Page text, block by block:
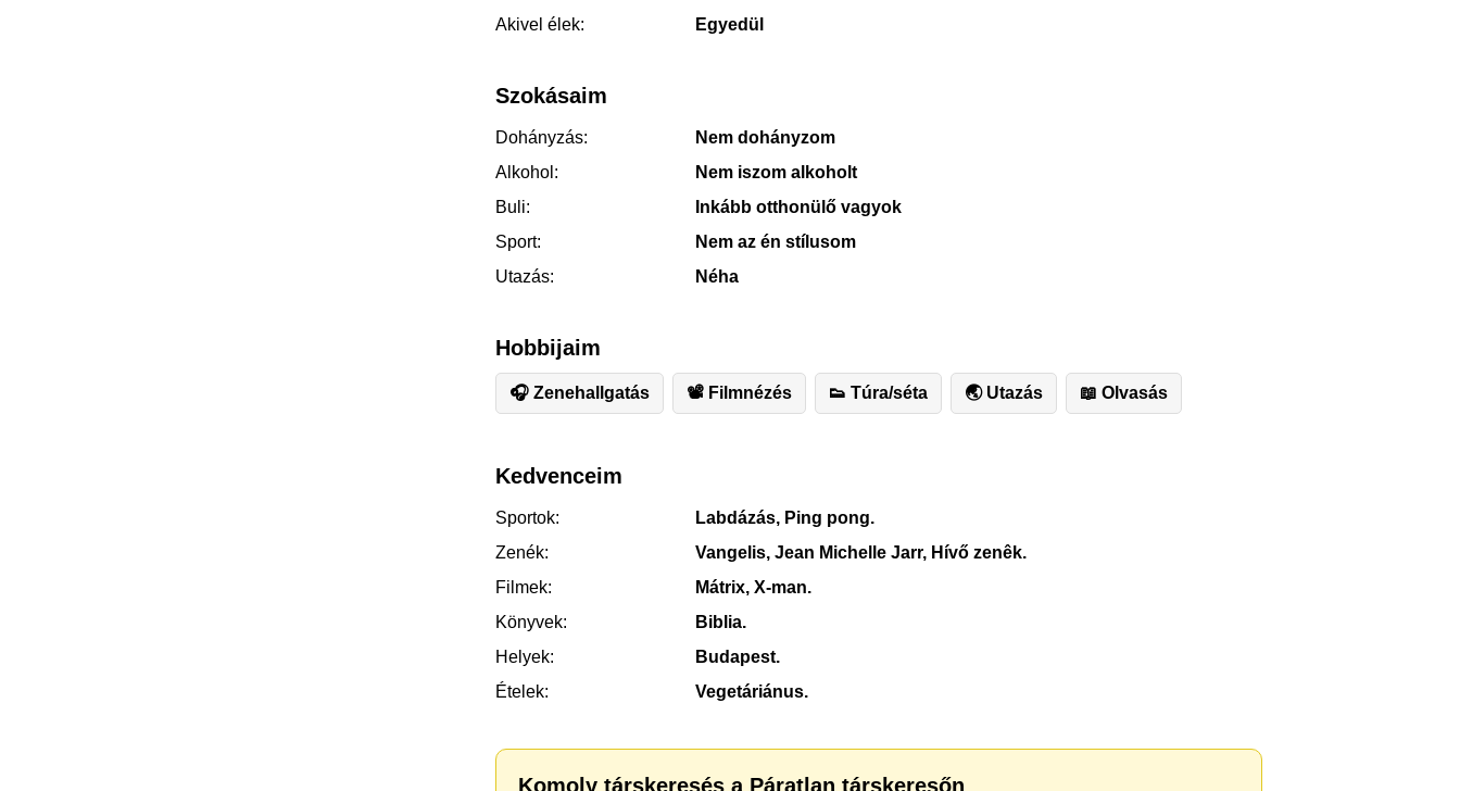
Akivel élek:
Egyedül
Szokásaim
Dohányzás:
Nem dohányzom
Alkohol:
Nem iszom alkoholt
Buli:
Inkább otthonülő vagyok
Sport:
Nem az én stílusom
Utazás:
Néha
Hobbijaim
🎧 Zenehallgatás 📽 Filmnézés 👟 Túra/séta 🌏 Utazás 📖 Olvasás
Kedvenceim
Sportok:
Labdázás, Ping pong.
Zenék:
Vangelis, Jean Michelle Jarr, Hívő zenêk.
Filmek:
Mátrix, X-man.
Könyvek:
Biblia.
Helyek:
Budapest.
Ételek:
Vegetáriánus.
Komoly társkeresés a Páratlan társkeresőn